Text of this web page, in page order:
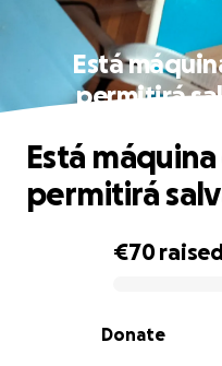
Está
permitirá
0% complete
€70
Donate
Está
permitirá